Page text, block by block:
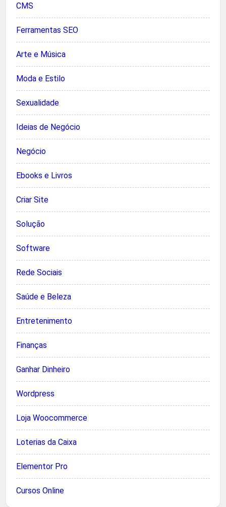
CMS
Ferramentas SEO
Arte e Música
Moda e Estilo
Sexualidade
Ideias de Negócio
Negócio
Ebooks e Livros
Criar Site
Solução
Software
Rede Sociais
Saúde e Beleza
Entretenimento
Finanças
Ganhar Dinheiro
Wordpress
Loja Woocommerce
Loterias da Caixa
Elementor Pro
Cursos Online